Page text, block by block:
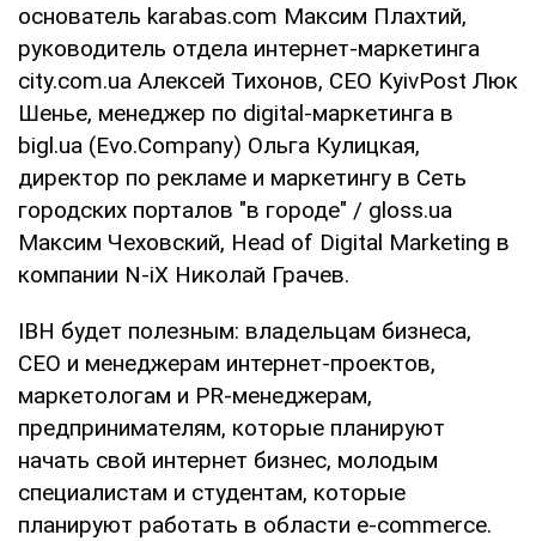
основатель karabas.com Максим Плахтий,
руководитель отдела интернет-маркетинга
city.com.ua Алексей Тихонов, CEO KyivPost Люк
Шенье, менеджер по digital-маркетинга в
bigl.ua (Evo.Company) Ольга Кулицкая,
директор по рекламе и маркетингу в Сеть
городских порталов "в городе" / gloss.ua
Максим Чеховский, Head of Digital Marketing в
компании N-iX Николай Грачев.
IBH будет полезным: владельцам бизнеса,
CEO и менеджерам интернет-проектов,
маркетологам и PR-менеджерам,
предпринимателям, которые планируют
начать свой интернет бизнес, молодым
специалистам и студентам, которые
планируют работать в области e-commerce.